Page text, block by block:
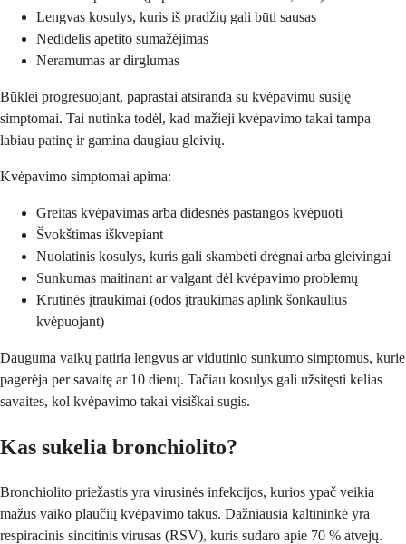
Lengvas kosulys, kuris iš pradžių gali būti sausas
Nedidelis apetito sumažėjimas
Neramumas ar dirglumas
Būklei progresuojant, paprastai atsiranda su kvėpavimu susiję
simptomai. Tai nutinka todėl, kad mažieji kvėpavimo takai tampa
labiau patinę ir gamina daugiau gleivių.
Kvėpavimo simptomai apima:
Greitas kvėpavimas arba didesnės pastangos kvėpuoti
Švokštimas iškvepiant
Nuolatinis kosulys, kuris gali skambėti drėgnai arba gleivingai
Sunkumas maitinant ar valgant dėl kvėpavimo problemų
Krūtinės įtraukimai (odos įtraukimas aplink šonkaulius
kvėpuojant)
Dauguma vaikų patiria lengvus ar vidutinio sunkumo simptomus, kurie
pagerėja per savaitę ar 10 dienų. Tačiau kosulys gali užsitęsti kelias
savaites, kol kvėpavimo takai visiškai sugis.
Kas sukelia bronchiolito?
Bronchiolito priežastis yra virusinės infekcijos, kurios ypač veikia
mažus vaiko plaučių kvėpavimo takus. Dažniausia kaltininkė yra
respiracinis sincitinis virusas (RSV), kuris sudaro apie 70 % atvejų.